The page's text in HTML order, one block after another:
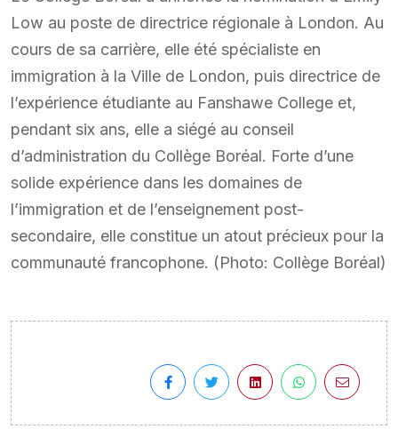
Low au poste de directrice régionale à London. Au
cours de sa carrière, elle été spécialiste en
immigration à la Ville de London, puis directrice de
l’expérience étudiante au Fanshawe College et,
pendant six ans, elle a siégé au conseil
d’administration du Collège Boréal. Forte d’une
solide expérience dans les domaines de
l’immigration et de l’enseignement post-
secondaire, elle constitue un atout précieux pour la
communauté francophone. (Photo: Collège Boréal)